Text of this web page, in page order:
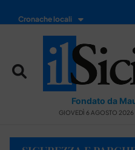
Cronache locali
Fondato da
GIOVEDÌ 6 AGOSTO